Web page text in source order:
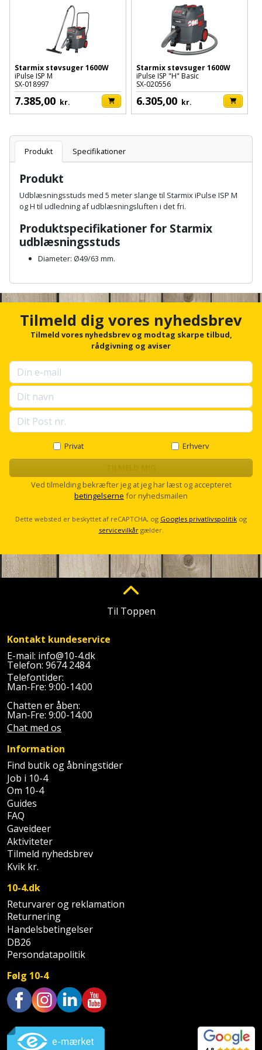
Fugtsikring
Garageport
Gelænder
Gips
Hardieplank
brædder
Hemsestige
Isolering
Komposit
Lecablokke
og
fundablokke
Lofter
Lofttrapper
Murbinder
og
murfolie
Radonsikring
grus
Skruer,
bolte
og
møtrikker
Skunklem
Søm
Sternbeklædning
Tag
og
tagplader
Terrassebrædder
Terrasseopklodsning
Tråd
til
byggeri
Træ
Vinduer
Fugepistol
skumpistol
Gevindskærer
Gipsværktøj
Glasløfter
Glasskærer
Hæftepistol
og
hammer
Hammer
Høvl
Kiler
Kniv
og
hobbykniv
Koben
Kridtsnor
Lærlingesæt
Landmålerstok
Målebånd
Murerværktøj
Nedstryger
Nøgleværktøj
Oliekande
Palleløfter
Polsøger
Profilsaks
og
snor
Renseservietter
og
Sækkelukker
Betonsliber
Bindemaskine
Bits
Bor
Bordrundsav
Bore-
og
skruemaskine
Borehammer
Boremaskinetilbehør
Detektor
Diamantslibertilbehør
Dykkerpistol
Dyksav
Excentersliber
Excenterslibertilbehør
Fedtsprøjte
Flamingoskærer
Føringsskinne
Fugtmåler
Gipsskruemaskine
Girafsliber
Høvl
Industristøvsuger
Kantfræser
Kantlimer
Kap-
og
geringssav
Kerneboremaskine
Klammepistol
Kombokit
Motorenhed
Motorsav
og
kædesav
Motorsav
kædesav
tilbehør
Pælebor
Plæneklipper
Plæneklipper
tilbehør
Robotplæneklipper
tilbehør
Vertikalskærer
mosfjerner
Vinduesvasker
Brændeovn
Brandslukker
Brugskunst
Damprengøring
Dørmåtte
Dørrist
Drivhus
Drivhustilbehør
Elartikler
Flagstænger
og
have
Fuglefoderhus
Garderobe
opbevaring
Gavekort
og
kajak
Haveredskaber
Haveslange
tilbehør
Hegn
Højbede
Højtaler
Hylder
og
fritid
Jul
Klæbesøm
afrensning
Spartelmasse
til
væg
Tape
Stålvask
Ventilation
og
Gaveideer
Starmix støvsuger 1600W
iPulse ISP M
SX-018997
7.385,00 kr.
Starmix støvsuger 1600W
iPulse ISP "H" Basic
SX-020556
6.305,00 kr.
Produkt Specifikationer
Produkt
Udblæsningsstuds med 5 meter slange til Starmix iPulse ISP M
og H til udledning af udblæsningsluften i det fri.
Produktspecifikationer for Starmix
udblæsningsstuds
Diameter: Ø49/63 mm.
c
r
u
p
s
e
l
l
c
o
Tilmeld dig vores nyhedsbrev
Tilmeld vores nyhedsbrev og modtag skarpe tilbud,
rådgivning og aviser
Privat Erhverv
Ved tilmelding bekræfter jeg at jeg har læst og accepteret
betingelserne for nyhedsmailen
Dette websted er beskyttet af reCAPTCHA, og Googles privatlivspolitik og
servicevilkårgælder.
Til Toppen
Kontakt kundeservice
E-mail: info@10-4.dk
Telefon: 9674 2484
Telefontider:
Man-Fre: 9:00-14:00
Chatten er åben:
Man-Fre: 9:00-14:00
Chat med os
Information
Find butik og åbningstider
Job i 10-4
Om 10-4
Guides
FAQ
Gaveideer
Aktiviteter
Tilmeld nyhedsbrev
Kvik kr.
10-4.dk
Returvarer og reklamation
Returnering
Handelsbetingelser
DB26
Persondatapolitik
Følg 10-4